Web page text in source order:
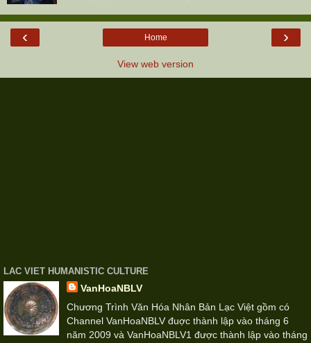
‹ ›
Home
View web version
LAC VIET HUMANISTIC CULTURE
VanHoaNBLV
Chương Trình Văn Hóa Nhân Bản Lạc Việt gồm có
Channel VanHoaNBLV đuợc thành lập vào tháng 6
năm 2009 và VanHoaNBLV1 được thành lập vào tháng